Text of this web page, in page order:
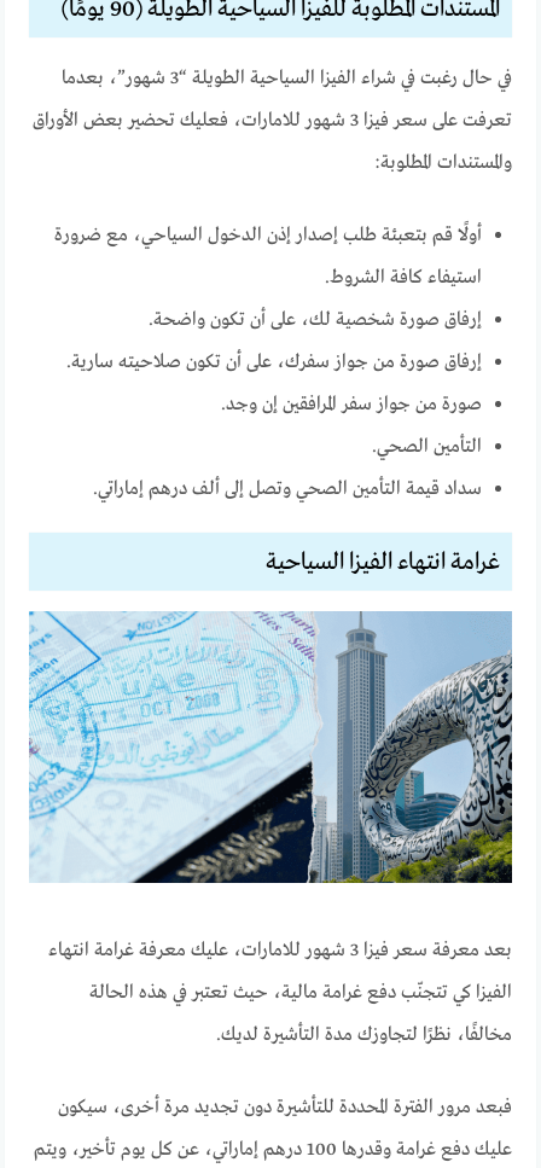
المستندات المطلوبة للفيزا السياحية الطويلة (90 يومًا)
في حال رغبت في شراء الفيزا السياحية الطويلة “3 شهور”، بعدما
تعرفت على سعر فيزا 3 شهور للامارات، فعليك تحضير بعض الأوراق
والمستندات المطلوبة:
أولًا قم بتعبئة طلب إصدار إذن الدخول السياحي، مع ضرورة
استيفاء كافة الشروط.
إرفاق صورة شخصية لك، على أن تكون واضحة.
إرفاق صورة من جواز سفرك، على أن تكون صلاحيته سارية.
صورة من جواز سفر المرافقين إن وجد.
التأمين الصحي.
سداد قيمة التأمين الصحي وتصل إلى ألف درهم إماراتي.
غرامة انتهاء الفيزا السياحية
بعد معرفة سعر فيزا 3 شهور للامارات، عليك معرفة غرامة انتهاء
الفيزا كي تتجنّب دفع غرامة مالية، حيث تعتبر في هذه الحالة
مخالفًا، نظرًا لتجاوزك مدة التأشيرة لديك.
فبعد مرور الفترة المحددة للتأشيرة دون تجديد مرة أخرى، سيكون
عليك دفع غرامة وقدرها 100 درهم إماراتي، عن كل يوم تأخير، ويتم